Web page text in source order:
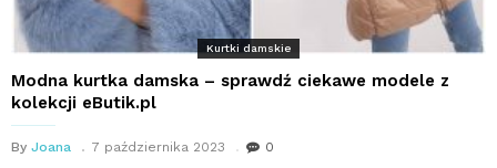
Kurtki damskie
Modna kurtka damska – sprawdź ciekawe modele z
kolekcji eButik.pl
By Joana 7 października 2023 0